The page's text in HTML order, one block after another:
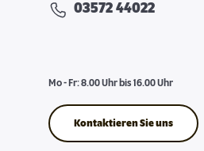
03572 44022
Mo - Fr: 8.00 Uhr bis 16.00 Uhr
Kontaktieren Sie uns